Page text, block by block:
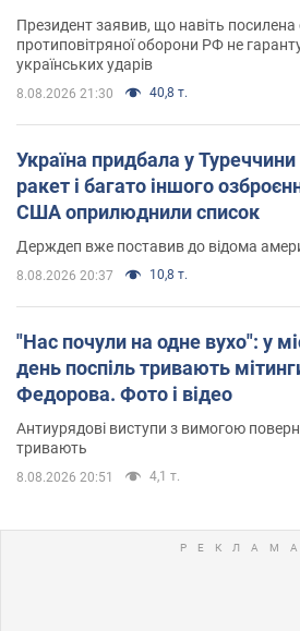
Президент заявив, що навіть посилена
протиповітряної оборони РФ не
українських ударів
8.08.2026 21:30 40,8 т.
Україна придбала у Туреччини
ракет і багато іншого
США оприлюднили список
Держдеп вже поставив до відома
8.08.2026 20:37 10,8 т.
"Нас почули на одне вухо": у
день поспіль тривають
Федорова. Фото і відео
Антиурядові виступи з вимогою
тривають
8.08.2026 20:51 4,1 т.